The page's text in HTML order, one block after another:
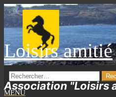
Skip
content
Loisirs amitié
Association "Loisirs
RECHERCHER :
MENU